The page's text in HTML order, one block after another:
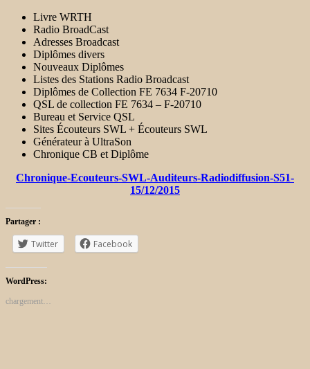
Livre WRTH
Radio BroadCast
Adresses Broadcast
Diplômes divers
Nouveaux Diplômes
Listes des Stations Radio Broadcast
Diplômes de Collection FE 7634 F-20710
QSL de collection FE 7634 – F-20710
Bureau et Service QSL
Sites Écouteurs SWL + Écouteurs SWL
Générateur à UltraSon
Chronique CB et Diplôme
Chronique-Ecouteurs-SWL-Auditeurs-Radiodiffusion-S51-
15/12/2015
Partager :
Twitter Facebook
WordPress:
chargement…